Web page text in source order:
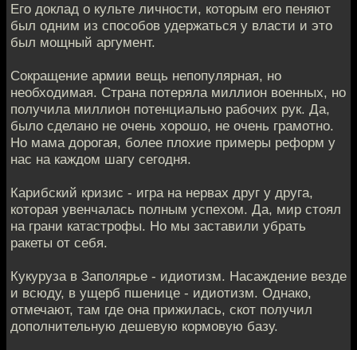
Его доклад о культе личности, которым его пеняют
был одним из способов удержаться у власти и это
был мощный аргумент.
Сокращение армии вещь непопулярная, но
необходимая. Страна потеряла миллион военных, но
получила миллион потенциально рабочих рук. Да,
было сделано не очень хорошо, не очень грамотно.
Но мама дорогая, более плохие примеры реформ у
нас на каждом шагу сегодня.
Карибский кризис - игра на нервах друг у друга,
которая увенчалась полным успехом. Да, мир стоял
на грани катастрофы. Но мы заставили убрать
ракеты от себя.
Кукуруза в Заполярье - идиотизм. Насаждение везде
и всюду, в ущерб пшенице - идиотизм. Однако,
отмечают, там где она прижилась, скот получил
дополнительную дешевую кормовую базу.